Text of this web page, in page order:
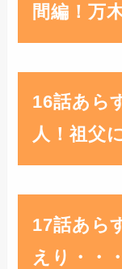
間編！万
16話あら
人！祖父
17話あら
えり・・